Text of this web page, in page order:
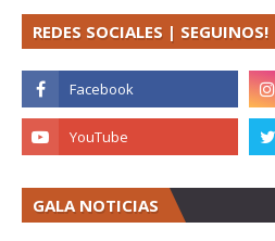
REDES SOCIALES | SEGUINOS!
GALA NOTICIAS